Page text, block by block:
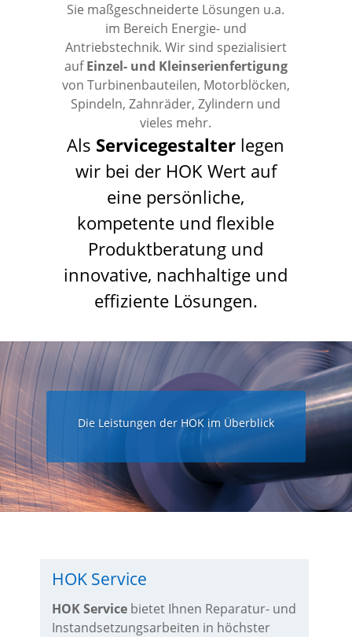
Sie maßgeschneiderte Lösungen u.a.
im Bereich Energie- und
Antriebstechnik. Wir sind spezialisiert
aufEinzel- und Kleinserienfertigung
von Turbinenbauteilen, Motorblöcken,
Spindeln, Zahnräder, Zylindern und
vieles mehr.
Als Servicegestalter legen
wir bei der HOK Wert auf
eine persönliche,
kompetente und flexible
Produktberatung und
innovative, nachhaltige und
effiziente Lösungen.
Die Leistungen der HOK im Überblick
HOK Service
HOK Servicebietet Ihnen Reparatur- und
Instandsetzungsarbeiten in höchster